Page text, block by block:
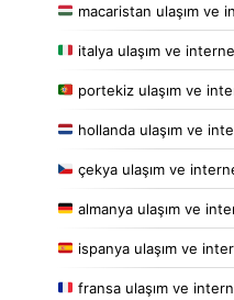
macaristan ulaşım ve
italya ulaşım ve
portekiz ulaşım ve
hollanda ulaşım ve
çekya ulaşım ve
almanya ulaşım ve
ispanya ulaşım ve
fransa ulaşım ve